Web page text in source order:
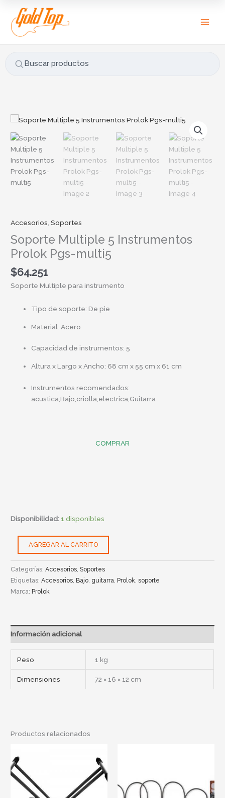
contenido
Buscar productos
u
s
r
Accesorios ,Soportes
Soporte Multiple 5 Instrumentos
Prolok Pgs-multi5
$64.251
Soporte Multiple para instrumento
Tipo de soporte: De pie
Material: Acero
Capacidad de instrumentos: 5
Altura x Largo x Ancho: 68 cm x 55 cm x 61 cm
Instrumentos recomendados:
acustica,Bajo,criolla,electrica,Guitarra
COMPRAR
Disponibilidad:1 disponibles
Soporte
5
Instrumentos
Prolok
Pgs-
multi5
AGREGAR AL CARRITO
Categorías:Accesorios,Soportes
Etiquetas:Accesorios,Bajo, guitarra,Prolok,soporte
Marca:Prolok
Información adicional
Peso 1 kg
Dimensiones 72 × 16 × 12 cm
Productos relacionados